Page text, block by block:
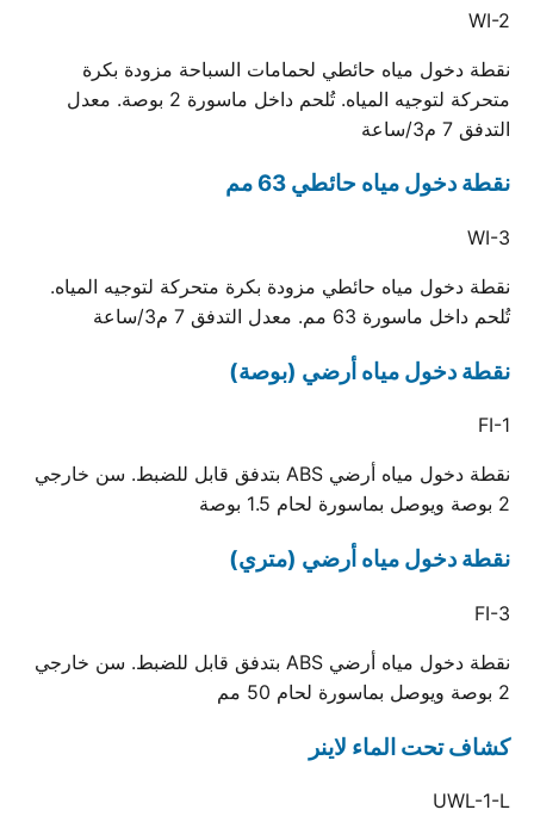
WI-2
نقطة دخول مياه حائطي لحمامات السباحة مزودة بكرة
متحركة لتوجيه المياه. تُلحم داخل ماسورة 2 بوصة. معدل
التدفق 7 م3/ساعة
نقطة دخول مياه حائطي 63 مم
WI-3
نقطة دخول مياه حائطي مزودة بكرة متحركة لتوجيه المياه.
تُلحم داخل ماسورة 63 مم. معدل التدفق 7 م3/ساعة
نقطة دخول مياه أرضي (بوصة)
FI-1
نقطة دخول مياه أرضي ABS بتدفق قابل للضبط. سن خارجي
2 بوصة ويوصل بماسورة لحام 1.5 بوصة
نقطة دخول مياه أرضي (متري)
FI-3
نقطة دخول مياه أرضي ABS بتدفق قابل للضبط. سن خارجي
2 بوصة ويوصل بماسورة لحام 50 مم
كشاف تحت الماء لاينر
UWL-1-L